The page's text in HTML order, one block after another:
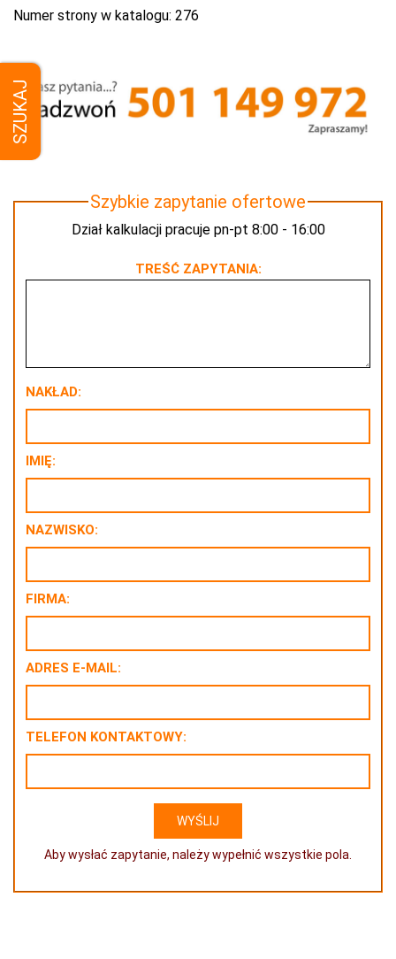
SZUKAJ
Numer strony w katalogu: 276
Szybkie zapytanie ofertowe
Dział kalkulacji pracuje pn-pt 8:00 - 16:00
TREŚĆ ZAPYTANIA:
NAKŁAD:
IMIĘ:
NAZWISKO:
FIRMA:
ADRES E-MAIL:
TELEFON KONTAKTOWY:
Aby wysłać zapytanie, należy wypełnić wszystkie pola.